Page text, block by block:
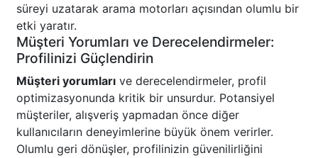
süreyi uzatarak arama motorları açısından olumlu bir
etki yaratır.
Müşteri Yorumları ve Derecelendirmeler:
Profilinizi Güçlendirin
Müşteri yorumları ve derecelendirmeler, profil
optimizasyonunda kritik bir unsurdur. Potansiyel
müşteriler, alışveriş yapmadan önce diğer
kullanıcıların deneyimlerine büyük önem verirler.
Olumlu geri dönüşler, profilinizin güvenilirliğini